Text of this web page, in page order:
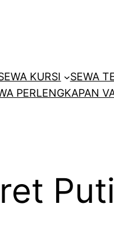
KURSI SEWA
PERLENGKAPAN